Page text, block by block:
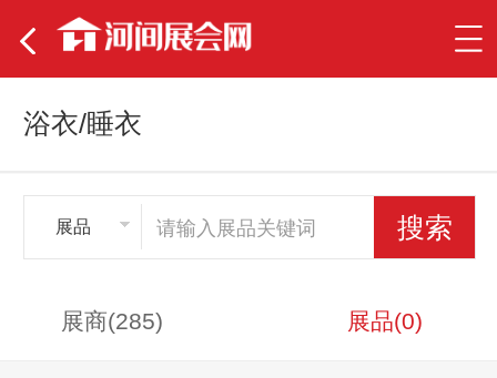
浴衣/睡衣
展品
展商(285) 展品(0)